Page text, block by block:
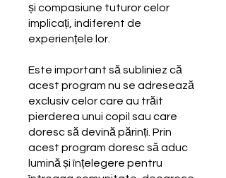
și compasiune tuturor celor
implicați, indiferent de
experiențele lor.
Este important să subliniez că
acest program nu se adresează
exclusiv celor care au trăit
pierderea unui copil sau care
doresc să devină părinți. Prin
acest program doresc să aduc
lumină și înțelegere pentru